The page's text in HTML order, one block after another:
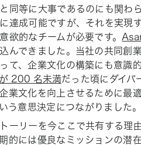
同等に大事であるのにも関わ
達成可能ですが、それを実現
欲的なチームが必要です。
んできました。当社の共同創
て、企業文化の構築にも意識
200 名未満だった頃にダイバ
業文化を向上させるために最
う意思決定につながりました。
ーリーを今ここで共有する理
的には優良なミッションの潜